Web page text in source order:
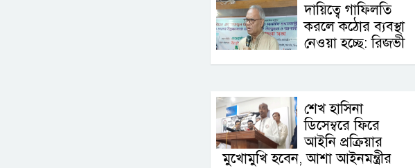
দায়িত্বে গাফিলতি
করলে কঠোর ব্যবস্থা
নেওয়া হচ্ছে: রিজভী
শেখ হাসিনা
ডিসেম্বরে ফিরে
আইনি প্রক্রিয়ার
মুখোমুখি হবেন, আশা আইনমন্ত্রীর